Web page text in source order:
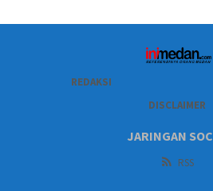
REDAKSI
DISCLAIMER
JARINGAN
RSS